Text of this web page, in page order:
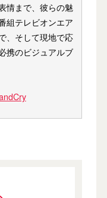
情まで、彼らの魅
組テレビオンエア
、そして現地で応
携のビジュアルブ